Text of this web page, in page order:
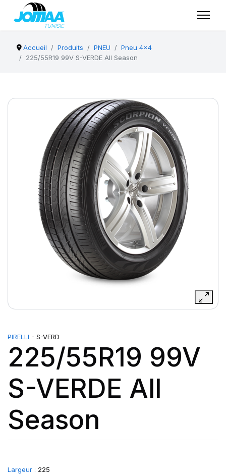
Accueil Produits PNEU
Pneu 4x4
225/55R19 99V S-VERDE All Season
PIRELLI - S-VERD
225/55R19 99V
S-VERDE All
Season
Largeur : 225